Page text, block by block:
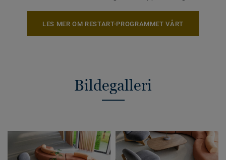
LES MER OM RESTART-PROGRAMMET VÅRT
Bildegalleri